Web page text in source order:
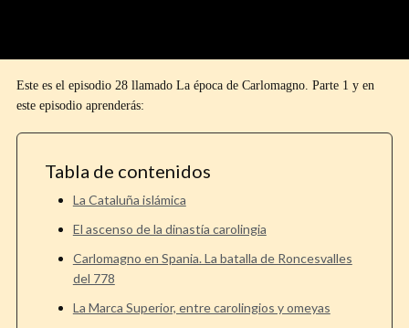
Este es el episodio 28 llamado La época de Carlomagno. Parte 1 y en
este episodio aprenderás:
Tabla de contenidos
La Cataluña islámica
El ascenso de la dinastía carolingia
Carlomagno en Spania. La batalla de Roncesvalles
del 778
La Marca Superior, entre carolingios y omeyas